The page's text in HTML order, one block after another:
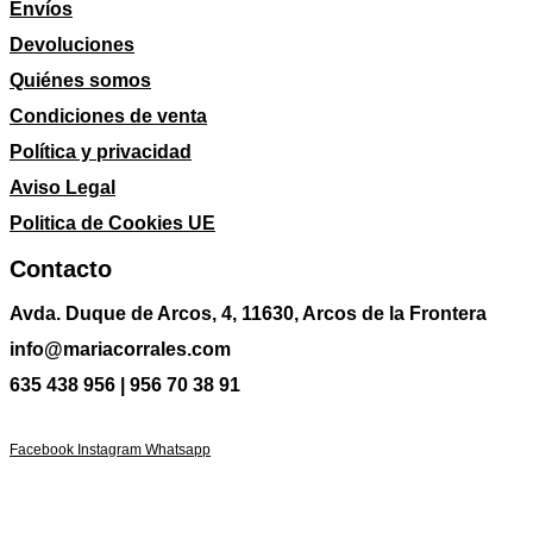
Envíos
Devoluciones
Quiénes somos
Condiciones de venta
Política y privacidad
Aviso Legal
Politica de Cookies UE
Contacto
Avda. Duque de Arcos, 4, 11630, Arcos de la Frontera
info@mariacorrales.com
635 438 956 | 956 70 38 91
Facebook Instagram Whatsapp